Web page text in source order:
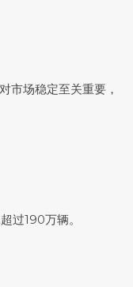
市场稳定至关重要，
过190万辆。